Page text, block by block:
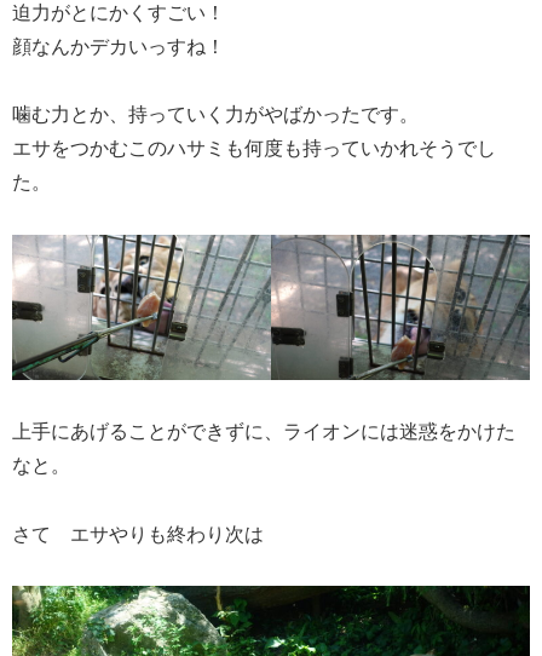
迫力がとにかくすごい！
顔なんかデカいっすね！
噛む力とか、持っていく力がやばかったです。
エサをつかむこのハサミも何度も持っていかれそうでし
た。
上手にあげることができずに、ライオンには迷惑をかけた
なと。
さて エサやりも終わり次は